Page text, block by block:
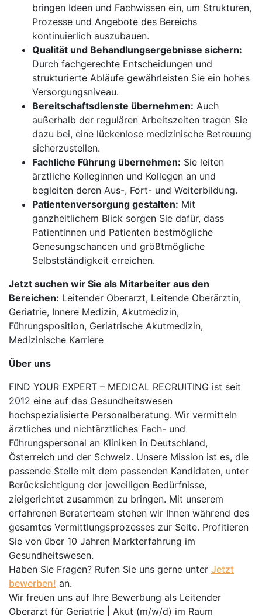
bringen Ideen und Fachwissen ein, um Strukturen,
Prozesse und Angebote des Bereichs
kontinuierlich auszubauen.
Qualität und Behandlungsergebnisse sichern:
Durch fachgerechte Entscheidungen und
strukturierte Abläufe gewährleisten Sie ein hohes
Versorgungsniveau.
Bereitschaftsdienste übernehmen: Auch
außerhalb der regulären Arbeitszeiten tragen Sie
dazu bei, eine lückenlose medizinische Betreuung
sicherzustellen.
Fachliche Führung übernehmen: Sie leiten
ärztliche Kolleginnen und Kollegen an und
begleiten deren Aus-, Fort- und Weiterbildung.
Patientenversorgung gestalten: Mit
ganzheitlichem Blick sorgen Sie dafür, dass
Patientinnen und Patienten bestmögliche
Genesungschancen und größtmögliche
Selbstständigkeit erreichen.
Jetzt suchen wir Sie als Mitarbeiter aus den
Bereichen: Leitender Oberarzt, Leitende Oberärztin,
Geriatrie, Innere Medizin, Akutmedizin,
Führungsposition, Geriatrische Akutmedizin,
Medizinische Karriere
Über uns
FIND YOUR EXPERT – MEDICAL RECRUITING ist seit
2012 eine auf das Gesundheitswesen
hochspezialisierte Personalberatung. Wir vermitteln
ärztliches und nichtärztliches Fach- und
Führungspersonal an Kliniken in Deutschland,
Österreich und der Schweiz. Unsere Mission ist es, die
passende Stelle mit dem passenden Kandidaten, unter
Berücksichtigung der jeweiligen Bedürfnisse,
zielgerichtet zusammen zu bringen. Mit unserem
erfahrenen Beraterteam stehen wir Ihnen während des
gesamtes Vermittlungsprozesses zur Seite. Profitieren
Sie von über 10 Jahren Markterfahrung im
Gesundheitswesen.
Haben Sie Fragen? Rufen Sie uns gerne unter Jetzt
bewerben! an.
Wir freuen uns auf Ihre Bewerbung als Leitender
Oberarzt für Geriatrie | Akut (m/w/d) im Raum